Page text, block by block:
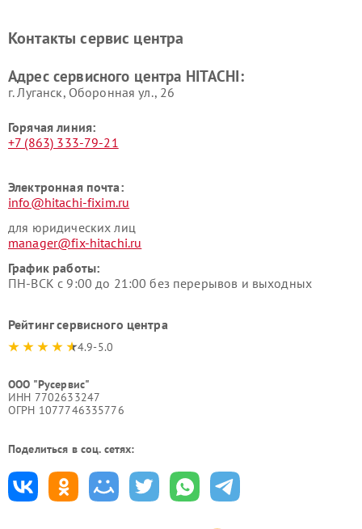
данных HITACHI
HITACHI
HITACHI
HITACHI
Контакты сервис центра
Адрес сервисного центра HITACHI:
г. Луганск, Оборонная ул., 26
Горячая линия:
+7 (863) 333-79-21
Электронная почта:
info@hitachi-fixim.ru
для юридических лиц
manager@fix-hitachi.ru
График работы:
ПН-ВСК с 9:00 до 21:00 без перерывов и выходных
Рейтинг сервисного центра
4.9-5.0
ООО "Русервис"
ИНН 7702633247
ОГРН 1077746335776
Поделиться в соц. сетях: